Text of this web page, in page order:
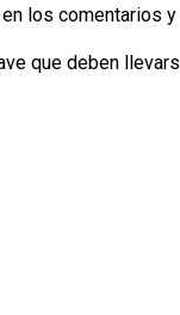
los comentarios
que deben